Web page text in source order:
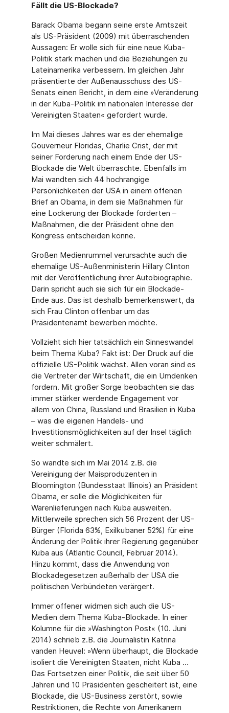
Fällt die US-Blockade?
Barack Obama begann seine erste Amtszeit
als US-Präsident (2009) mit überraschenden
Aussagen: Er wolle sich für eine neue Kuba-
Politik stark machen und die Beziehungen zu
Lateinamerika verbessern. Im gleichen Jahr
präsentierte der Außenausschuss des US-
Senats einen Bericht, in dem eine »Veränderung
in der Kuba-Politik im nationalen Interesse der
Vereinigten Staaten« gefordert wurde.
Im Mai dieses Jahres war es der ehemalige
Gouverneur Floridas, Charlie Crist, der mit
seiner Forderung nach einem Ende der US-
Blockade die Welt überraschte. Ebenfalls im
Mai wandten sich 44 hochrangige
Persönlichkeiten der USA in einem offenen
Brief an Obama, in dem sie Maßnahmen für
eine Lockerung der Blockade forderten –
Maßnahmen, die der Präsident ohne den
Kongress entscheiden könne.
Großen Medienrummel verursachte auch die
ehemalige US-Außenministerin Hillary Clinton
mit der Veröffentlichung ihrer Autobiographie.
Darin spricht auch sie sich für ein Blockade-
Ende aus. Das ist deshalb bemerkenswert, da
sich Frau Clinton offenbar um das
Präsidentenamt bewerben möchte.
Vollzieht sich hier tatsächlich ein Sinneswandel
beim Thema Kuba? Fakt ist: Der Druck auf die
offizielle US-Politik wächst. Allen voran sind es
die Vertreter der Wirtschaft, die ein Umdenken
fordern. Mit großer Sorge beobachten sie das
immer stärker werdende Engagement vor
allem von China, Russland und Brasilien in Kuba
– was die eigenen Handels- und
Investitionsmöglichkeiten auf der Insel täglich
weiter schmälert.
So wandte sich im Mai 2014 z.B. die
Vereinigung der Maisproduzenten in
Bloomington (Bundesstaat Illinois) an Präsident
Obama, er solle die Möglichkeiten für
Warenlieferungen nach Kuba ausweiten.
Mittlerweile sprechen sich 56 Prozent der US-
Bürger (Florida 63%, Exilkubaner 52%) für eine
Änderung der Politik ihrer Regierung gegenüber
Kuba aus (Atlantic Council, Februar 2014).
Hinzu kommt, dass die Anwendung von
Blockadegesetzen außerhalb der USA die
politischen Verbündeten verärgert.
Immer offener widmen sich auch die US-
Medien dem Thema Kuba-Blockade. In einer
Kolumne für die »Washington Post« (10. Juni
2014) schrieb z.B. die Journalistin Katrina
vanden Heuvel: »Wenn überhaupt, die Blockade
isoliert die Vereinigten Staaten, nicht Kuba …
Das Fortsetzen einer Politik, die seit über 50
Jahren und 10 Präsidenten gescheitert ist, eine
Blockade, die US-Business zerstört, sowie
Restriktionen, die Rechte von Amerikanern